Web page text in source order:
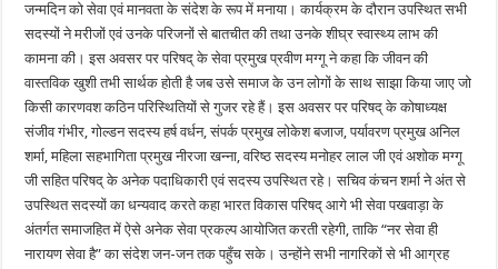
जन्मदिन को सेवा एवं मानवता के संदेश के रूप में मनाया। कार्यक्रम के दौरान उपस्थित सभी
सदस्यों ने मरीजों एवं उनके परिजनों से बातचीत की तथा उनके शीघ्र स्वास्थ्य लाभ की
कामना की। इस अवसर पर परिषद् के सेवा प्रमुख प्रवीण मग्गू ने कहा कि जीवन की
वास्तविक खुशी तभी सार्थक होती है जब उसे समाज के उन लोगों के साथ साझा किया जाए जो
किसी कारणवश कठिन परिस्थितियों से गुजर रहे हैं। इस अवसर पर परिषद् के कोषाध्यक्ष
संजीव गंभीर, गोल्डन सदस्य हर्ष वर्धन, संपर्क प्रमुख लोकेश बजाज, पर्यावरण प्रमुख अनिल
शर्मा, महिला सहभागिता प्रमुख नीरजा खन्ना, वरिष्ठ सदस्य मनोहर लाल जी एवं अशोक मग्गू
जी सहित परिषद् के अनेक पदाधिकारी एवं सदस्य उपस्थित रहे। सचिव कंचन शर्मा ने अंत से
उपस्थित सदस्यों का धन्यवाद करते कहा भारत विकास परिषद् आगे भी सेवा पखवाड़ा के
अंतर्गत समाजहित में ऐसे अनेक सेवा प्रकल्प आयोजित करती रहेगी, ताकि “नर सेवा ही
नारायण सेवा है” का संदेश जन-जन तक पहुँच सके। उन्होंने सभी नागरिकों से भी आग्रह